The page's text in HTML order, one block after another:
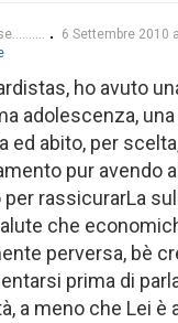
6 Settembre 2010
ho avuto
adolescenza,
ed abito, per
pur avendo
per rassicurarLa
che
perversa, bè
prima di
a meno che Lei è